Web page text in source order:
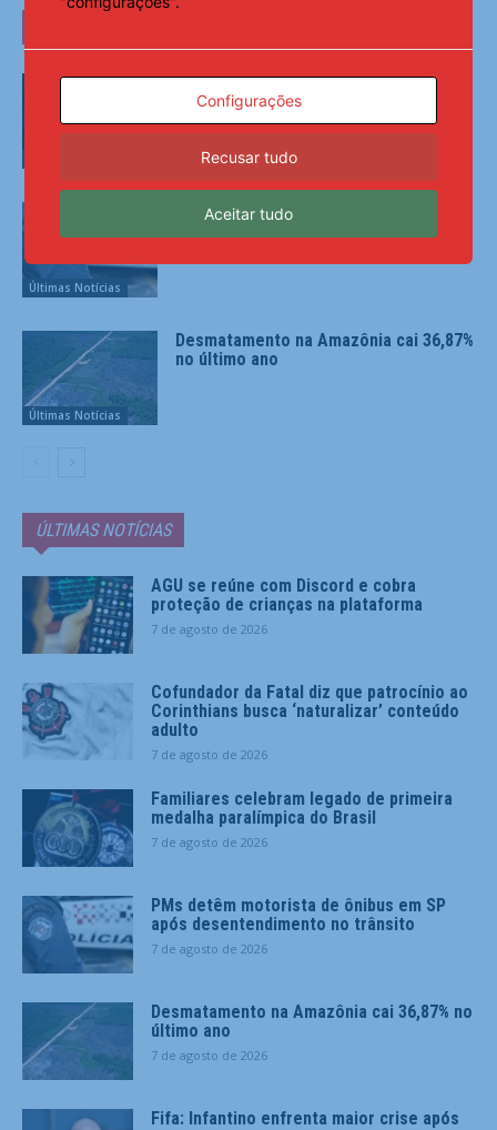
AGU se reúne com Discord e cobra
proteção de crianças na plataforma
Últimas Notícias
PMs detêm motorista de ônibus em SP
após desentendimento no trânsito
Últimas Notícias
Desmatamento na Amazônia cai 36,87%
no último ano
ÚLTIMAS NOTÍCIAS
AGU se reúne com Discord e cobra
proteção de crianças na plataforma
7 de agosto de 2026
Cofundador da Fatal diz que patrocínio ao
Corinthians busca ‘naturalizar’ conteúdo
adulto
7 de agosto de 2026
Familiares celebram legado de primeira
medalha paralímpica do Brasil
7 de agosto de 2026
PMs detêm motorista de ônibus em SP
após desentendimento no trânsito
7 de agosto de 2026
Desmatamento na Amazônia cai 36,87% no
último ano
7 de agosto de 2026
Fifa: Infantino enfrenta maior crise após
Configurações
Recusar tudo
Aceitar tudo